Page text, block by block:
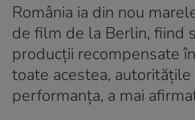
România ia din nou
de film de la Berlin, fiind
producții recompensate
toate acestea,
performanța, a mai